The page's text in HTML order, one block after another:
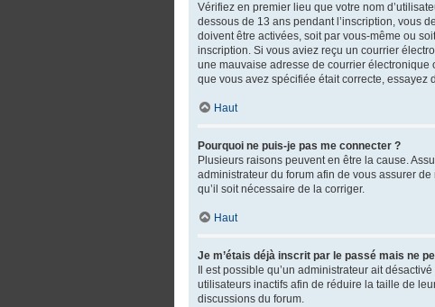
Vérifiez en premier lieu que votre nom
dessous de 13 ans pendant l’inscription, vous
doivent être activées, soit par vous-même ou
inscription. Si vous aviez reçu un courrier
une mauvaise adresse de courrier électronique
que vous avez spécifiée était correcte, essayez
Haut
Pourquoi ne puis-je pas me connecter ?
Plusieurs raisons peuvent en être la cause.
administrateur du forum afin de vous assurer
qu’il soit nécessaire de la corriger.
Haut
Je m’étais déjà inscrit par le passé mais ne
Il est possible qu’un administrateur ait
utilisateurs inactifs afin de réduire la taille de
discussions du forum.